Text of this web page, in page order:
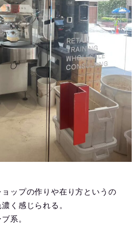
ップの作りや在り方というの
く感じられる。
系。